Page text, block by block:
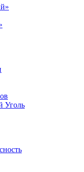
Уголь